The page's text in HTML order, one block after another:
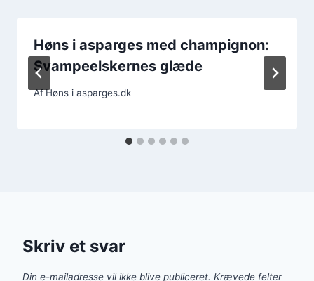
Høns i asparges med champignon:
Svampeelskernes glæde
AfHøns i asparges.dk
Skriv et svar
Din e-mailadresse vil ikke blive publiceret. Krævede felter